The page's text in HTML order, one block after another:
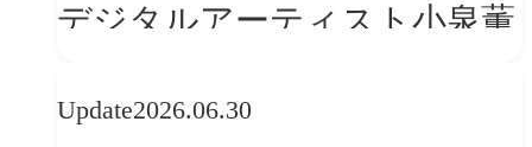
デジタルアーティスト小泉薫
ークフロー設計と「ノイズと
Update2026.06.30